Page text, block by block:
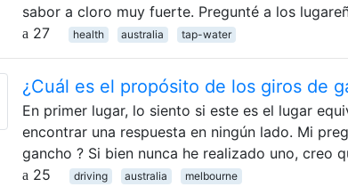
sabor a cloro muy fuerte. Pregunté a los
27
health australia tap-water
¿Cuál es el propósito de los giros de
En primer lugar, lo siento si este es el lugar
encontrar una respuesta en ningún lado. Mi
gancho ? Si bien nunca he realizado uno, creo
25
driving australia melbourne